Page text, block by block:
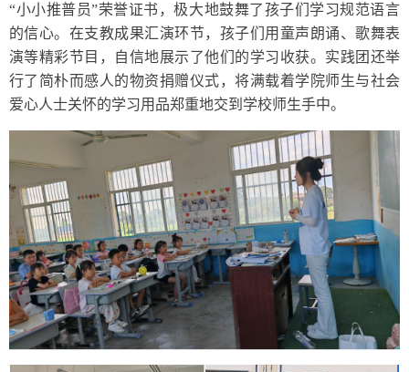
“小小推普员”荣誉证书，极大地鼓舞了孩子们学习规范语言
的信心。在支教成果汇演环节，孩子们用童声朗诵、歌舞表
演等精彩节目，自信地展示了他们的学习收获。实践团还举
行了简朴而感人的物资捐赠仪式，将满载着学院师生与社会
爱心人士关怀的学习用品郑重地交到学校师生手中。